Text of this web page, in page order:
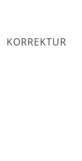
KORREKTUR